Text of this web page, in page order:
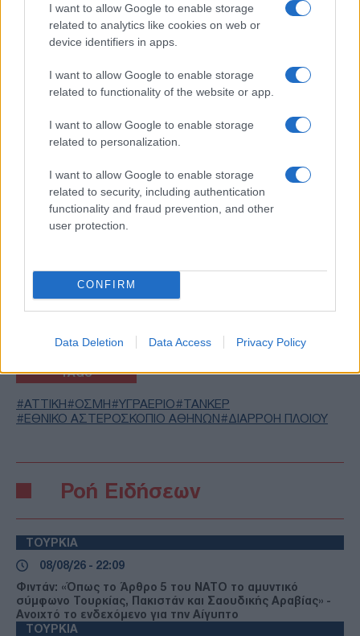
I want to allow Google to enable storage
related to analytics like cookies on web or
device identifiers in apps.
I want to allow Google to enable storage
related to functionality of the website or app.
I want to allow Google to enable storage
related to personalization.
I want to allow Google to enable storage
related to security, including authentication
functionality and fraud prevention, and other
user protection.
CONFIRM
Data Deletion Data Access Privacy Policy
Ειδικοί επιστήμονες ανέφεραν στην ερευνητική
ομάδα «Inside Story» πως η ακριβής ταυτότητα
της ουσίας θα είχε βρεθεί αμέσως αν είχε
συλλεγεί δείγμα αέρα την ώρα που το φαινόμενο
βρισκόταν σε εξέλιξη.
Από την πλευρά τους, πηγές από το Σώμα
Επιθεώρησης Περιβάλλοντος δήλωσαν ότι δεν
συμπληρώνοντας μάλιστα πως βάσει νόμου έχουν
την αρμοδιότητα να παρεμβαίνουν εκτάκτως και
να λαμβάνουν δείγματα μόνο για υγρά ή στερεά
απόβλητα, και όχι για αέρια στοιχεία στην
ΑΚΟΛΟΥΘΗΣΤΕ ΜΑΣ ΣΤΟ GOOGLE
NEWS ΚΑΝΟΝΤΑΣ ΚΛΙΚ ΕΔΩ
TAGS
ΑΤΤΙΚΗ ΟΣΜΗ ΥΓΡΑΕΡΙΟ
ΤΑΝΚΕΡ
ΕΘΝΙΚΟ ΑΣΤΕΡΟΣΚΟΠΙΟ ΑΘΗΝΩΝ
ΔΙΑΡΡΟΗ ΠΛΟΙΟΥ
Ροή Ειδήσεων
ΤΟΥΡΚΙΑ
08/08/26 - 22:09
Φιντάν: «Όπως το Άρθρο 5 του ΝΑΤΟ το αμυντικό
σύμφωνο Τουρκίας, Πακιστάν και Σαουδικής Αραβίας» -
Ανοιχτό το ενδεχόμενο για την Αίγυπτο
ΤΟΥΡΚΙΑ